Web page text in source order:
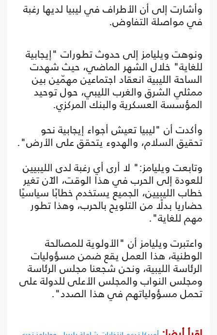
وأشارت إلى أن الأطراف في ليبيا لديها رغبة
في مواصلة التفاوض.
ونوهت ويليامز إلى حدوث تطورات "إيجابية
للغاية" خلال الشهر الماضي، حيث شهدت
الساحة الليبية انعقاد اجتماعين مهمّين بين
ممثلي الشرق والغرب الليبي، حول توحيد
المؤسسة العسكرية والبنك المركزي.
وأكدت أن "ليبيا تعيش أجواء إيجابية نحو
تحقيق السلام، والهدوء يتحقق على الأرض".
وتابعت ويليامز:" لا أرى أي رغبة لدى الليبيين
للعودة إلى الحرب في هذا الوقت، الآن تغير
خطاب الليبيين، الجميع يستخدم خطابًا سياسيًا
حضاريا بدلًا من التلويح بالحرب، وهذا تطور
مهم للغاية".
واعتبرت ويليامز أن "الأولوية للمصالحة
الوطنية، هذا العمل يقع ضمن مسؤوليات
الرئاسة الليبية، ونحن شجعنا مجلس الرئاسة
ومجلس النواب والمجلس الأعلى للدولة على
تحمل مسؤولياتهم في هذا الصدد".